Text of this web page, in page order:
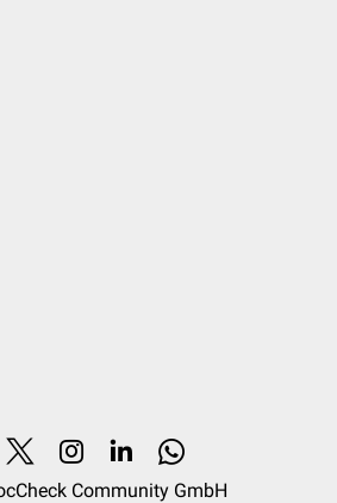
Community GmbH